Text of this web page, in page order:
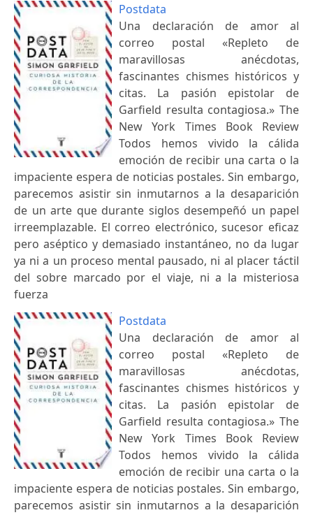
Postdata
Una declaración de amor al
correo postal «Repleto de
maravillosas anécdotas,
fascinantes chismes históricos y
citas. La pasión epistolar de
Garfield resulta contagiosa.» The
New York Times Book Review
Todos hemos vivido la cálida
emoción de recibir una carta o la
impaciente espera de noticias postales. Sin embargo,
parecemos asistir sin inmutarnos a la desaparición
de un arte que durante siglos desempeñó un papel
irreemplazable. El correo electrónico, sucesor eficaz
pero aséptico y demasiado instantáneo, no da lugar
ya ni a un proceso mental pausado, ni al placer táctil
del sobre marcado por el viaje, ni a la misteriosa
fuerza
Postdata
Una declaración de amor al
correo postal «Repleto de
maravillosas anécdotas,
fascinantes chismes históricos y
citas. La pasión epistolar de
Garfield resulta contagiosa.» The
New York Times Book Review
Todos hemos vivido la cálida
emoción de recibir una carta o la
impaciente espera de noticias postales. Sin embargo,
parecemos asistir sin inmutarnos a la desaparición